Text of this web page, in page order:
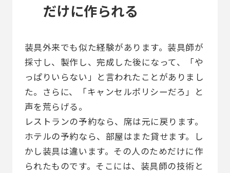
だけに作られる
装具外来でも似た経験があります。装具師が
採寸し、製作し、完成した後になって、「や
っぱりいらない」と言われたことがありまし
た。さらに、「キャンセルポリシーだろ」と
声を荒らげる。
レストランの予約なら、席は元に戻ります。
ホテルの予約なら、部屋はまた貸せます。し
かし装具は違います。その人のためだけに作
られたものです。そこには、装具師の技術と